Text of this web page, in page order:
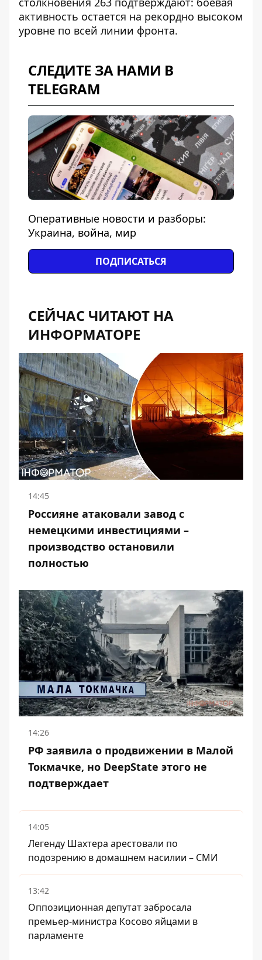
активность остается на рекордно высоком
уровне по всей линии фронта.
СЛЕДИТЕ ЗА НАМИ В
TELEGRAM
Оперативные новости и разборы:
Украина, война, мир
ПОДПИСАТЬСЯ
СЕЙЧАС ЧИТАЮТ НА
ИНФОРМАТОРЕ
14:45
Россияне атаковали завод с
немецкими инвестициями –
производство остановили
полностью
14:26
РФ заявила о продвижении в Малой
Токмачке, но DeepState этого не
подтверждает
14:05
Легенду Шахтера арестовали по
подозрению в домашнем насилии – СМИ
13:42
Оппозиционная депутат забросала
премьер-министра Косово яйцами в
парламенте